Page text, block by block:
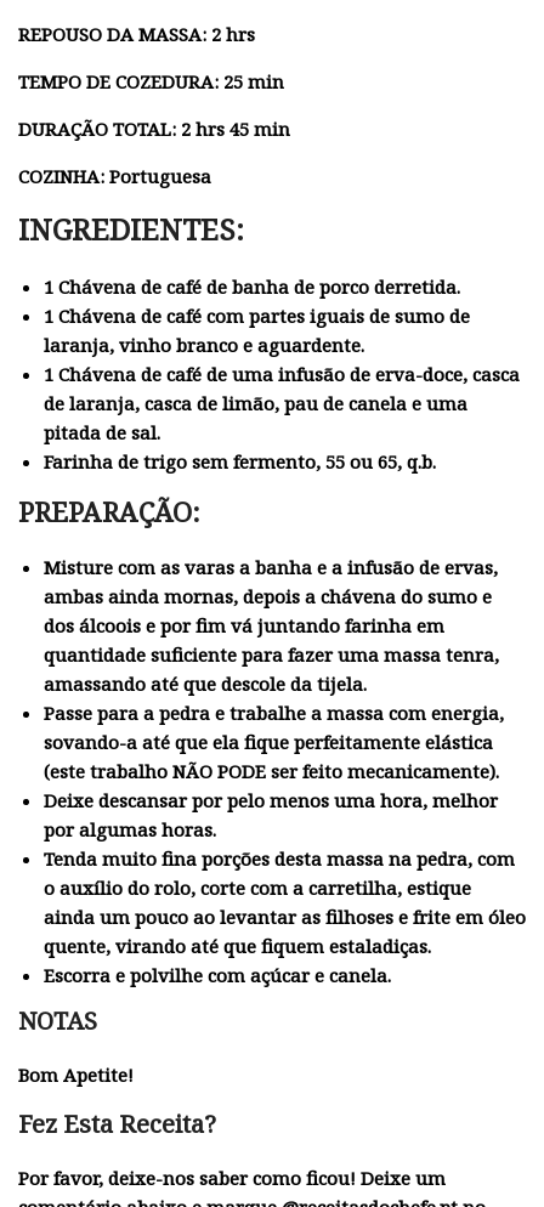
REPOUSO DA MASSA: 2 hrs
TEMPO DE COZEDURA: 25 min
DURAÇÃO TOTAL: 2 hrs 45 min
COZINHA: Portuguesa
INGREDIENTES:
1 Chávena de café de banha de porco derretida.
1 Chávena de café com partes iguais de sumo de
laranja, vinho branco e aguardente.
1 Chávena de café de uma infusão de erva-doce, casca
de laranja, casca de limão, pau de canela e uma
pitada de sal.
Farinha de trigo sem fermento, 55 ou 65, q.b.
PREPARAÇÃO:
Misture com as varas a banha e a infusão de ervas,
ambas ainda mornas, depois a chávena do sumo e
dos álcoois e por fim vá juntando farinha em
quantidade suficiente para fazer uma massa tenra,
amassando até que descole da tijela.
Passe para a pedra e trabalhe a massa com energia,
sovando-a até que ela fique perfeitamente elástica
(este trabalho NÃO PODE ser feito mecanicamente).
Deixe descansar por pelo menos uma hora, melhor
por algumas horas.
Tenda muito fina porções desta massa na pedra, com
o auxílio do rolo, corte com a carretilha, estique
ainda um pouco ao levantar as filhoses e frite em óleo
quente, virando até que fiquem estaladiças.
Escorra e polvilhe com açúcar e canela.
NOTAS
Bom Apetite!
Fez Esta Receita?
Por favor, deixe-nos saber como ficou! Deixe um